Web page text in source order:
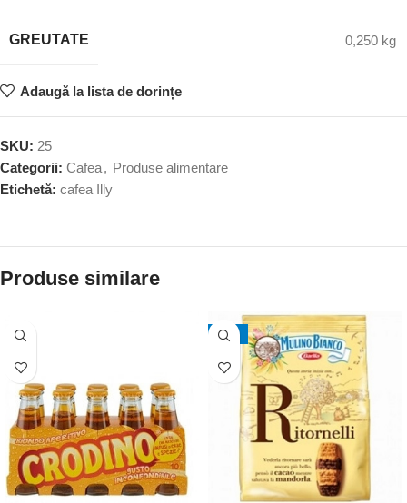
GREUTATE 0,250 kg
Adaugă la lista de dorințe
SKU: 25
Categorii: Cafea, Produse alimentare
Etichetă: cafea Illy
Produse similare
-20%